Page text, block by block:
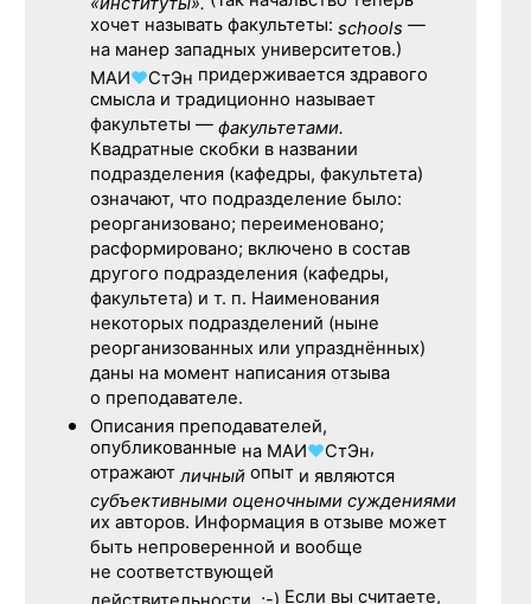
хочет называть факультеты: schools —
на манер западных университетов.)
МАИ♥СтЭн придерживается здравого
смысла и традиционно называет
факультеты — факультетами.
Квадратные скобки в названии
подразделения (кафедры, факультета)
означают, что подразделение было:
реорганизовано; переименовано;
расформировано; включено в состав
другого подразделения (кафедры,
факультета) и т. п. Наименования
некоторых подразделений (ныне
реорганизованных или упразднённых)
даны на момент написания отзыва
о преподавателе.
Описания преподавателей,
опубликованные на МАИ♥СтЭн,
отражаютличный опыт и являются
субъективными оценочными суждениями
их авторов. Информация в отзыве может
быть непроверенной и вообще
не соответствующей
Если вы считаете,